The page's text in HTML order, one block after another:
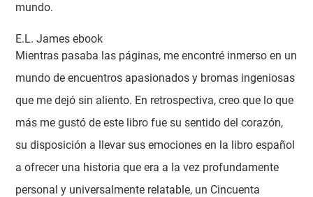
mundo.
E.L. James ebook
Mientras pasaba las páginas, me encontré inmerso en un
mundo de encuentros apasionados y bromas ingeniosas
que me dejó sin aliento. En retrospectiva, creo que lo que
más me gustó de este libro fue su sentido del corazón,
su disposición a llevar sus emociones en la libro español
a ofrecer una historia que era a la vez profundamente
personal y universalmente relatable, un Cincuenta